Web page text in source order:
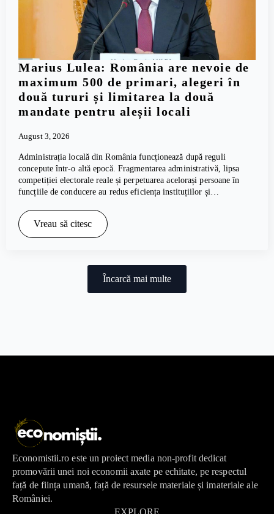
Marius Lulea: România are nevoie de
maximum 500 de primari, alegeri în
două tururi și limitarea la două
mandate pentru aleșii locali
August 3, 2026
Administrația locală din România funcționează după reguli
concepute într-o altă epocă. Fragmentarea administrativă, lipsa
competiției electorale reale și perpetuarea acelorași persoane în
funcțiile de conducere au redus eficiența instituțiilor și…
Vreau să citesc
Încarcă mai multe
Economistii.ro este un proiect media non-profit dedicat
promovării unei noi economii axate pe echitate, pe respectul
față de ființa umană, față de resursele materiale și imateriale ale
României.
EXPLORE